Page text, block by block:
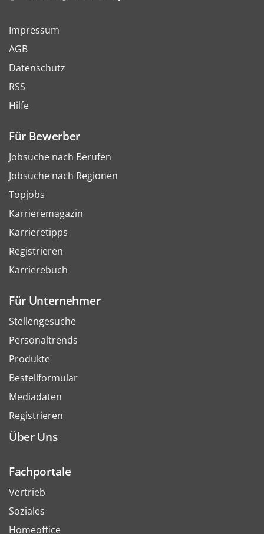
Impressum
AGB
Datenschutz
RSS
Hilfe
Für Bewerber
Jobsuche nach Berufen
Jobsuche nach Regionen
Topjobs
Karrieremagazin
Karrieretipps
Registrieren
Karrierebuch
Für Unternehmer
Stellengesuche
Personaltrends
Produkte
Bestellformular
Mediadaten
Registrieren
Über Uns
Fachportale
Vertrieb
Soziales
Homeoffice